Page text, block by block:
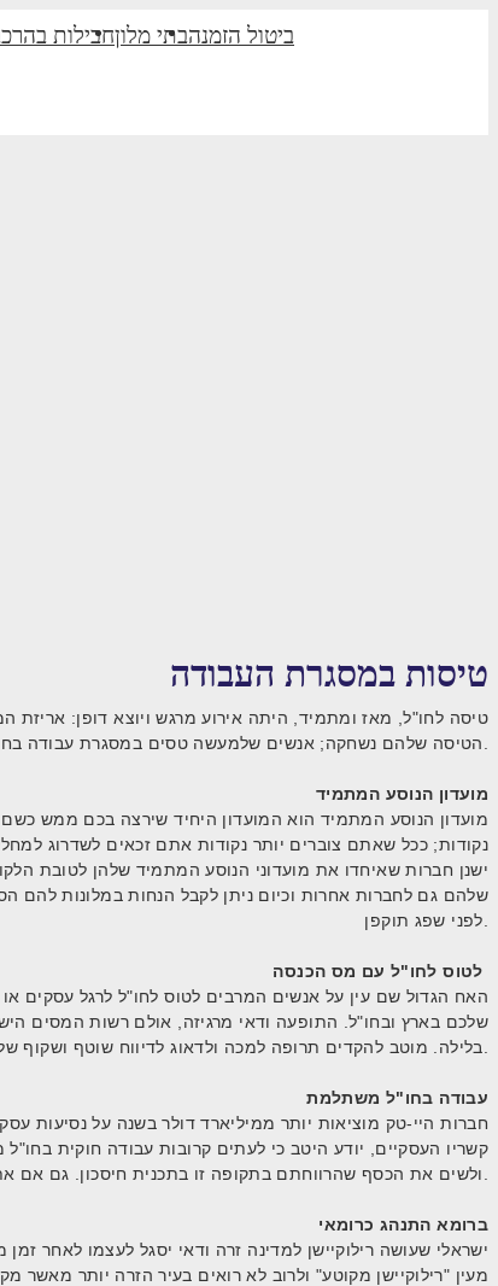
חבילותבתי מלוןביטול הזמנה
טיסות במסגרת העבודה
טיסה לחו"ל, מאז ומתמיד, היתה אירוע מרגש ויוצא דופן:
מועדון הנוסע המתמיד
מועדון הנוסע המתמיד הוא המועדון היחיד שירצה בכם ממש
נקודות; ככל שאתם צוברים יותר נקודות אתם זכאים לשדרוג
ישנן חברות שאיחדו את מועדוני הנוסע המתמיד שלהן לטובת
שלהם גם לחברות אחרות וכיום ניתן לקבל הנחות במלונות להם
האח הגדול שם עין על אנשים המרבים לטוס לחו"ל לרגל
שלכם בארץ ובחו"ל. התופעה ודאי מרגיזה, אולם רשות המסים
עבודה בחו"ל משתלמת
חברות היי-טק מוציאות יותר ממיליארד דולר בשנה על
קשריו העסקיים, יודע היטב כי לעתים קרובות עבודה חוקית
ברומא התנהג כרומאי
ישראלי שעושה רילוקיישן למדינה זרה ודאי יסגל לעצמו
מעין "רילוקיישן מקוטע" ולרוב לא רואים בעיר הזרה יותר